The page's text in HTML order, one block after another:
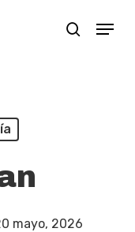
search
Menu
mayo, 2026